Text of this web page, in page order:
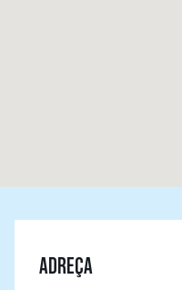
ADREÇA